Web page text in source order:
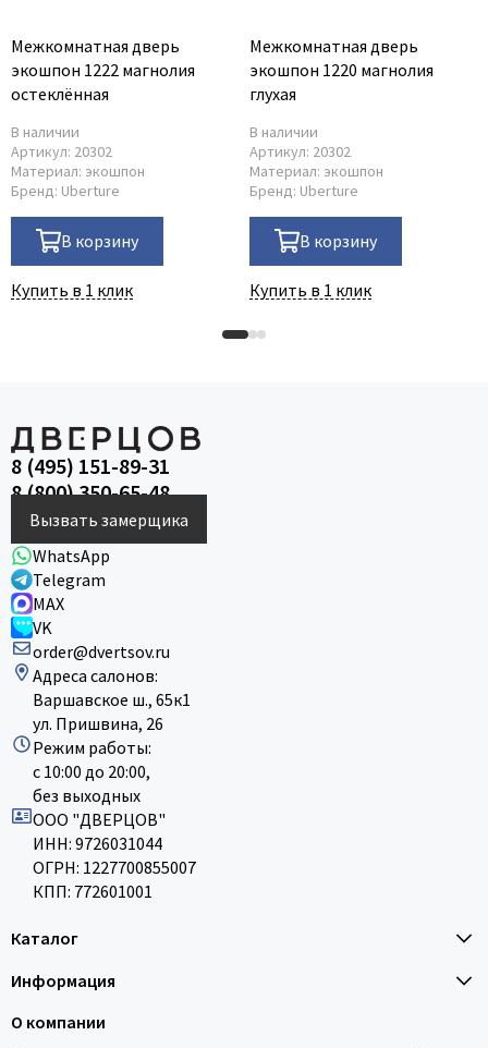
Межкомнатная дверь
экошпон 1222 магнолия
остеклённая
В наличии
Артикул: 20302
Материал: экошпон
Бренд: Uberture
В корзину
Купить в 1 клик
Межкомнатная дверь
экошпон 1220 магнолия
глухая
В наличии
Артикул: 20302
Материал: экошпон
Бренд: Uberture
В корзину
Купить в 1 клик
8 (495) 151-89-31
8 (800) 350-65-48
Вызвать замерщика
WhatsApp
Telegram
MAX
VK
order@dvertsov.ru
Адреса салонов:
Варшавское ш., 65к1
ул. Пришвина, 26
Режим работы:
с 10:00 до 20:00,
без выходных
ООО "ДВЕРЦОВ"
ИНН: 9726031044
ОГРН: 1227700855007
КПП: 772601001
Каталог
Информация
О компании